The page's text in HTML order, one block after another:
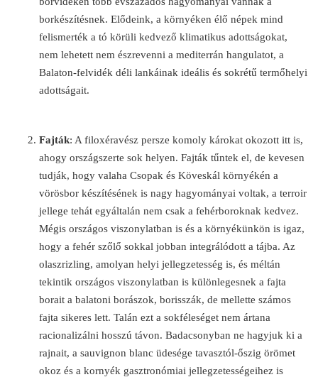
borkészítésnek. Elődeink, a környéken élő népek mind
felismerték a tó körüli kedvező klimatikus adottságokat,
nem lehetett nem észrevenni a mediterrán hangulatot, a
Balaton-felvidék déli lankáinak ideális és sokrétű termőhelyi
adottságait.
Fajták: A filoxéravész persze komoly károkat okozott itt is,
ahogy országszerte sok helyen. Fajták tűntek el, de kevesen
tudják, hogy valaha Csopak és Köveskál környékén a
vörösbor készítésének is nagy hagyományai voltak, a terroir
jellege tehát egyáltalán nem csak a fehérboroknak kedvez.
Mégis országos viszonylatban is és a környékünkön is igaz,
hogy a fehér szőlő sokkal jobban integrálódott a tájba. Az
olaszrizling, amolyan helyi jellegzetesség is, és méltán
tekintik országos viszonylatban is különlegesnek a fajta
borait a balatoni borászok, borisszák, de mellette számos
fajta sikeres lett. Talán ezt a sokféleséget nem ártana
racionalizálni hosszú távon. Badacsonyban ne hagyjuk ki a
rajnait, a sauvignon blanc üdesége tavasztól-őszig örömet
okoz és a kornyék gasztronómiai jellegzetességeihez is